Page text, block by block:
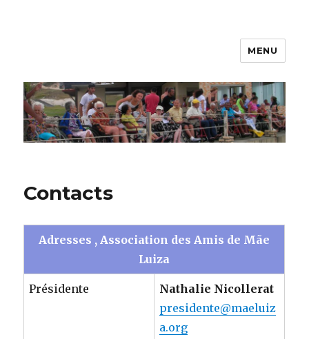
MENU
Contacts
Adresses , Association des Amis de Mãe
Luiza
Présidente
Nathalie Nicollerat
presidente@maeluiz
a.org